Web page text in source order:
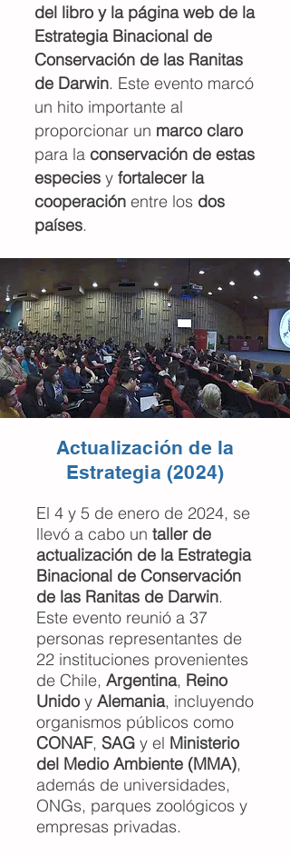
del libro y la página web de la
Estrategia Binacional de
Conservación de las Ranitas
de Darwin. Este evento marcó
un hito importante al
proporcionar un marco claro
para la conservación de estas
especies y fortalecer la
cooperación entre los dos
países.
Actualización de la
Estrategia (2024)
El 4 y 5 de enero de 2024, se
llevó a cabo un taller de
actualización de la Estrategia
Binacional de Conservación
de las Ranitas de Darwin.
Este evento reunió a 37
personas representantes de
22 instituciones provenientes
de Chile, Argentina, Reino
Unido y Alemania, incluyendo
organismos públicos como
CONAF, SAG y el Ministerio
del Medio Ambiente (MMA),
además de universidades,
ONGs, parques zoológicos y
empresas privadas.